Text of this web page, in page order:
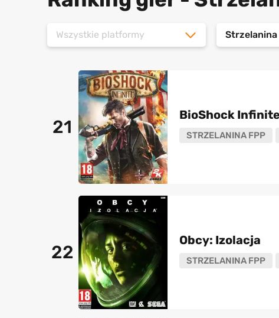
Wszystkie platformy Strzelanina
21
BioShock
STRZELANINA FPP
22
Obcy: Izolacja
STRZELANINA FPP